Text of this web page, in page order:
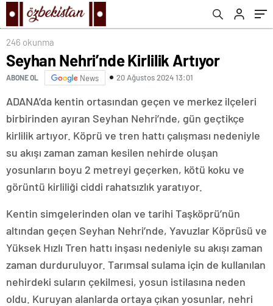
246 okunma
Seyhan Nehri’nde Kirlilik Artıyor
ABONE OL News 20 Ağustos 2024 13:01
ADANA’da kentin ortasından geçen ve merkez ilçeleri
birbirinden ayıran Seyhan Nehri’nde, gün geçtikçe
kirlilik artıyor. Köprü ve tren hattı çalışması nedeniyle
su akışı zaman zaman kesilen nehirde oluşan
yosunların boyu 2 metreyi geçerken, kötü koku ve
görüntü kirliliği ciddi rahatsızlık yaratıyor.
Kentin simgelerinden olan ve tarihi Taşköprü’nün
altından geçen Seyhan Nehri’nde, Yavuzlar Köprüsü ve
Yüksek Hızlı Tren hattı inşası nedeniyle su akışı zaman
zaman durduruluyor. Tarımsal sulama için de kullanılan
nehirdeki suların çekilmesi, yosun istilasına neden
oldu. Kuruyan alanlarda ortaya çıkan yosunlar, nehri